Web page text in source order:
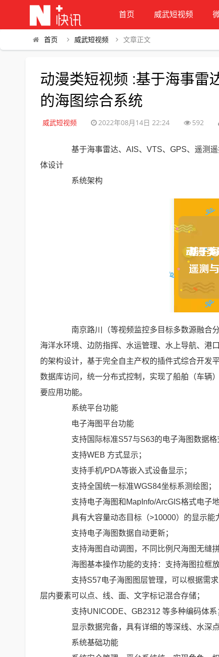
首页 威武短视频
首页 威武短视频 文章正文
动漫类短视频 :基于海事雷
的海图综合系统
威武短视频 2022年08月14日 22:24 592
基于海事雷达、AIS、VTS、GPS、遥测遥
体设计
系统架构
南京路川（等视频监控多目标多数源融合分
海洋水环境、边防指挥、水运管理、水上导航、港
的架构设计，基于完全自主产权的插件式综合开发
数据库访问，统一分布式控制，实现了船舶（车辆
要应用功能。
系统平台功能
电子海图平台功能
支持国际标准S57与S63的电子海图数据格
支持WEB 方式显示；
支持手机/PDA等嵌入式设备显示；
支持全国统一标准WGS84坐标系测绘图；
支持电子海图和MapInfo/ArcGIS格式电子
具有大容量动态目标（>10000）的显示能
支持电子海图数据自动更新；
支持海图自动调图，不同比例尺海图无缝
海图基本操作功能的支持：支持海图拉框放
支持S57电子海图图层管理，可以根据需求
层内要素可以点、线、面、文字标记混合存储；
支持UNICODE、GB2312 等多种编码体系
显示数据完备，具有详细的等深线、水深点
系统基础功能